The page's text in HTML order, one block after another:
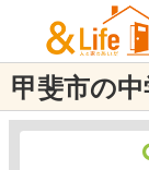
甲斐市の